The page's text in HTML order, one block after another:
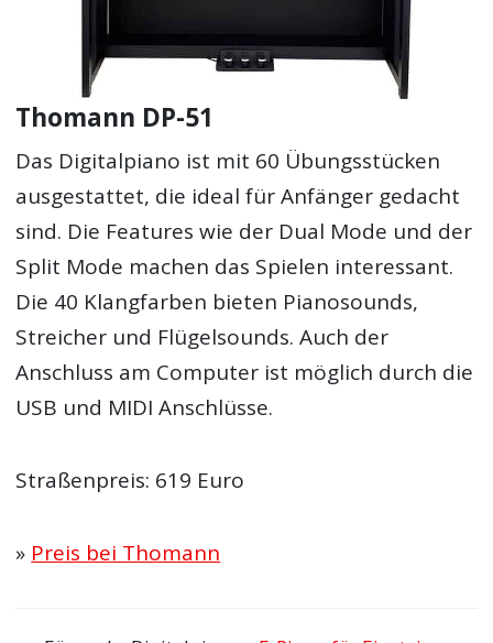
Thomann DP-51
Das Digitalpiano ist mit 60 Übungsstücken
ausgestattet, die ideal für Anfänger gedacht
sind. Die Features wie der Dual Mode und der
Split Mode machen das Spielen interessant.
Die 40 Klangfarben bieten Pianosounds,
Streicher und Flügelsounds. Auch der
Anschluss am Computer ist möglich durch die
USB und MIDI Anschlüsse.
Straßenpreis: 619 Euro
» Preis bei Thomann